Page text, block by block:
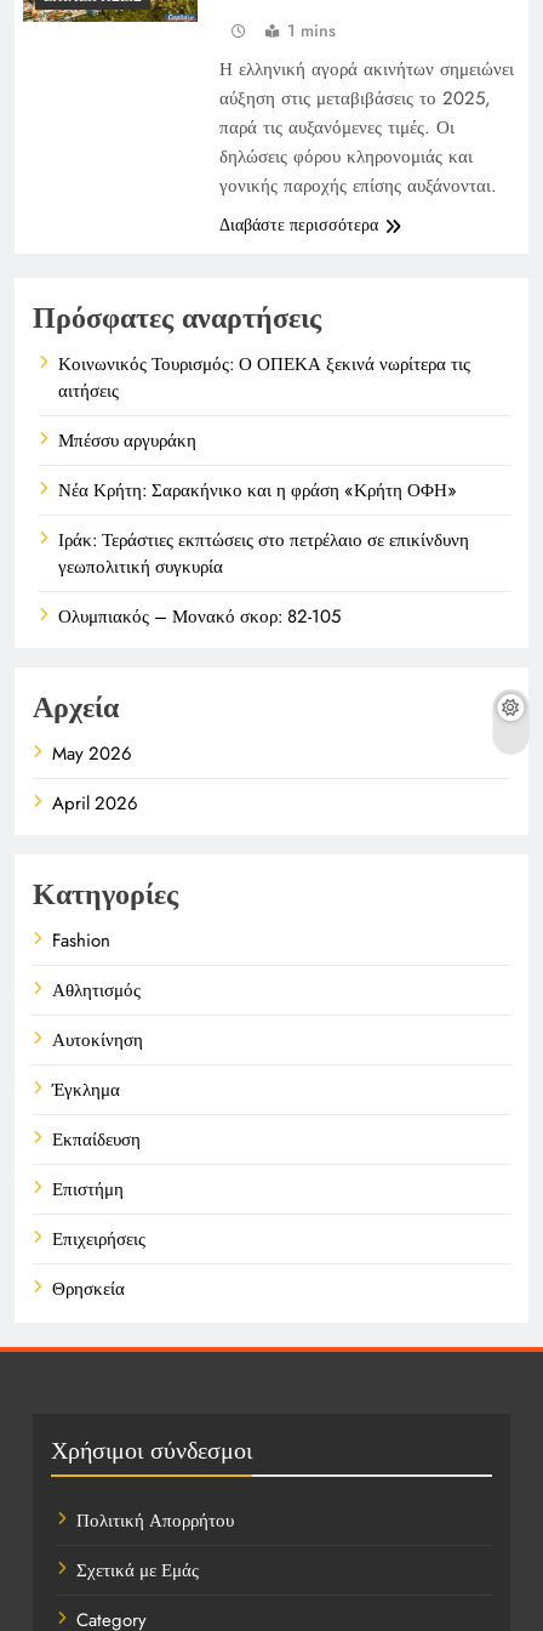
1 mins
Η ελληνική αγορά ακινήτων σημειώνει
αύξηση στις μεταβιβάσεις το 2025,
παρά τις αυξανόμενες τιμές. Οι
δηλώσεις φόρου κληρονομιάς και
γονικής παροχής επίσης αυξάνονται.
Διαβάστε περισσότερα
Πρόσφατες αναρτήσεις
Κοινωνικός Τουρισμός: Ο ΟΠΕΚΑ ξεκινά νωρίτερα τις
αιτήσεις
Μπέσσυ αργυράκη
Νέα Κρήτη: Σαρακήνικο και η φράση «Κρήτη ΟΦΗ»
Ιράκ: Τεράστιες εκπτώσεις στο πετρέλαιο σε επικίνδυνη
γεωπολιτική συγκυρία
Ολυμπιακός – Μονακό σκορ: 82-105
Αρχεία
May 2026
April 2026
Κατηγορίες
Fashion
Αθλητισμός
Αυτοκίνηση
Έγκλημα
Εκπαίδευση
Επιστήμη
Επιχειρήσεις
Θρησκεία
Πολιτική
Υγεία
Χρήσιμοι σύνδεσμοι
Πολιτική Απορρήτου
Σχετικά με Εμάς
Category